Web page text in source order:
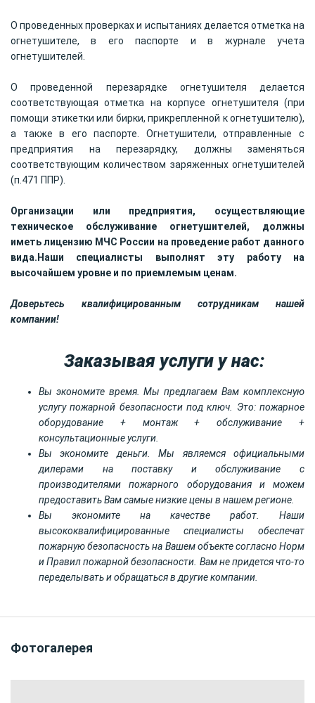
О проведенных проверках и испытаниях делается отметка на
огнетушителе, в его паспорте и в журнале учета
огнетушителей.
О проведенной перезарядке огнетушителя делается
соответствующая отметка на корпусе огнетушителя (при
помощи этикетки или бирки, прикрепленной к огнетушителю),
а также в его паспорте. Огнетушители, отправленные с
предприятия на перезарядку, должны заменяться
соответствующим количеством заряженных огнетушителей
(п.471 ППР).
Организации или предприятия, осуществляющие
техническое обслуживание огнетушителей, должны
иметь лицензию МЧС России на проведение работ данного
вида.Наши специалисты выполнят эту работу на
высочайшем уровне и по приемлемым ценам.
Доверьтесь квалифицированным сотрудникам нашей
компании!
Заказывая услуги у нас:
Вы экономите время. Мы предлагаем Вам комплексную
услугу пожарной безопасности под ключ. Это: пожарное
оборудование + монтаж + обслуживание +
консультационные услуги.
Вы экономите деньги. Мы являемся официальными
дилерами на поставку и обслуживание с
производителями пожарного оборудования и можем
предоставить Вам самые низкие цены в нашем регионе.
Вы экономите на качестве работ. Наши
высококвалифицированные специалисты обеспечат
пожарную безопасность на Вашем объекте согласно Норм
и Правил пожарной безопасности. Вам не придется что-то
переделывать и обращаться в другие компании.
Фотогалерея